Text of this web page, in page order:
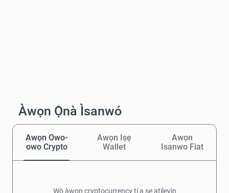
Àwọn Ọ̀nà Ìsanwó
Awọn Owo-
owo Crypto
Awọn Iṣẹ
Wallet
Awọn
Isanwo Fiat
Wò àwọn cryptocurrency tí a ṣe atilẹyìn